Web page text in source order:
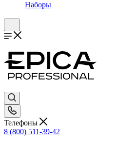
Наборы
Телефоны
8 (800) 511-39-42